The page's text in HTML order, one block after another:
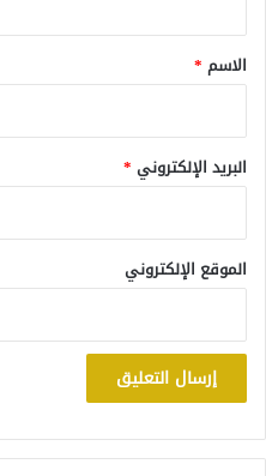
*
الاسم *
البريد الإلكتروني *
الموقع الإلكتروني